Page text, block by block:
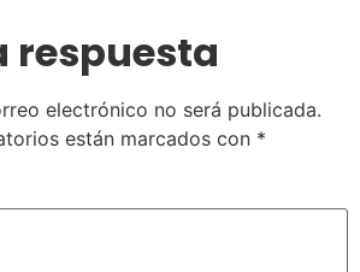
respuesta
electrónico no será publicada.
están marcados con *